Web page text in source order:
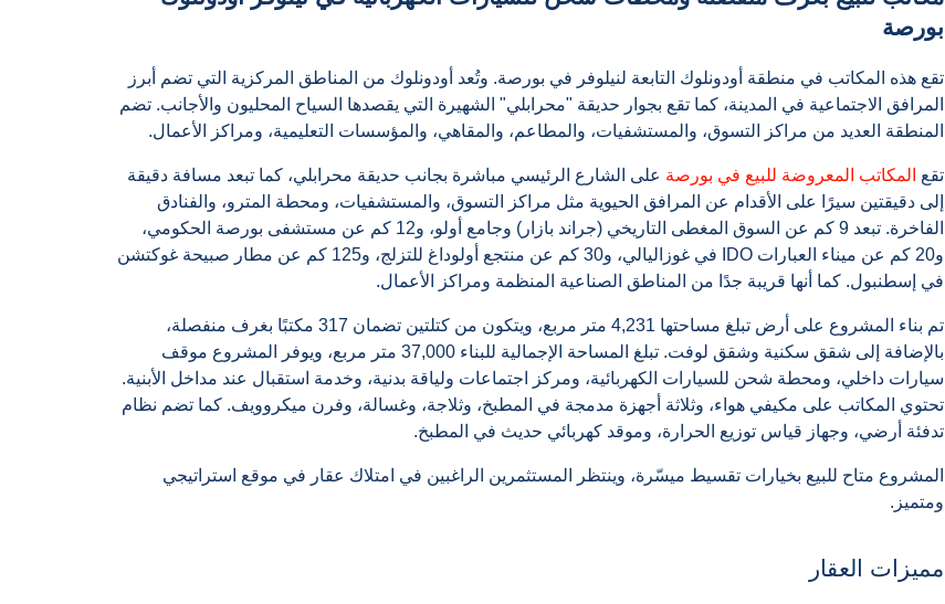
بورصة
تقع هذه المكاتب في منطقة أودونلوك التابعة لنيلوفر في بورصة. وتُعد أودونلوك من المناطق المركزية التي تضم أبرز
المرافق الاجتماعية في المدينة، كما تقع بجوار حديقة "محرابلي" الشهيرة التي يقصدها السياح المحليون والأجانب. تضم
المنطقة العديد من مراكز التسوق، والمستشفيات، والمطاعم، والمقاهي، والمؤسسات التعليمية، ومراكز الأعمال.
تقع المكاتب المعروضة للبيع في بورصة على الشارع الرئيسي مباشرة بجانب حديقة محرابلي، كما تبعد مسافة دقيقة
إلى دقيقتين سيرًا على الأقدام عن المرافق الحيوية مثل مراكز التسوق، والمستشفيات، ومحطة المترو، والفنادق
الفاخرة. تبعد 9 كم عن السوق المغطى التاريخي (جراند بازار) وجامع أولو، و12 كم عن مستشفى بورصة الحكومي،
و20 كم عن ميناء العبارات IDO في غوزاليالي، و30 كم عن منتجع أولوداغ للتزلج، و125 كم عن مطار صبيحة غوكتشن
في إسطنبول. كما أنها قريبة جدًا من المناطق الصناعية المنظمة ومراكز الأعمال.
تم بناء المشروع على أرض تبلغ مساحتها 4,231 متر مربع، ويتكون من كتلتين تضمان 317 مكتبًا بغرف منفصلة،
بالإضافة إلى شقق سكنية وشقق لوفت. تبلغ المساحة الإجمالية للبناء 37,000 متر مربع، ويوفر المشروع موقف
سيارات داخلي، ومحطة شحن للسيارات الكهربائية، ومركز اجتماعات ولياقة بدنية، وخدمة استقبال عند مداخل الأبنية.
تحتوي المكاتب على مكيفي هواء، وثلاثة أجهزة مدمجة في المطبخ، وثلاجة، وغسالة، وفرن ميكروويف. كما تضم نظام
تدفئة أرضي، وجهاز قياس توزيع الحرارة، وموقد كهربائي حديث في المطبخ.
المشروع متاح للبيع بخيارات تقسيط ميسّرة، وينتظر المستثمرين الراغبين في امتلاك عقار في موقع استراتيجي
ومتميز.
مميزات العقار